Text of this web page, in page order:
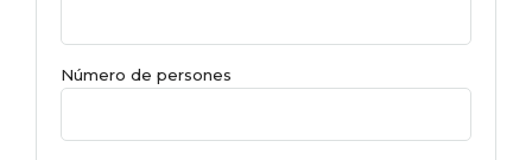
Número de persones